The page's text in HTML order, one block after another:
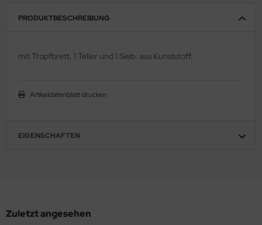
PRODUKTBESCHREIBUNG
mit Tropfbrett, 1 Teller und 1 Sieb. aus Kunststoff.
Artikeldatenblatt drucken
EIGENSCHAFTEN
Zuletzt angesehen